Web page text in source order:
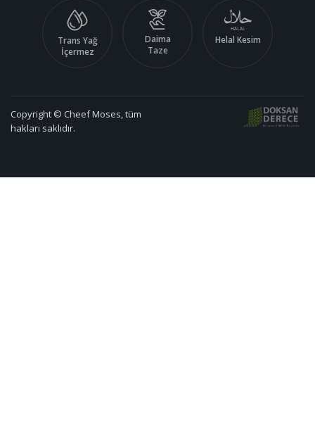
Trans Yağ
İçermez
Daima
Taze
Helal Kesim
Copyright © Cheef Moses, tüm
hakları saklıdır.